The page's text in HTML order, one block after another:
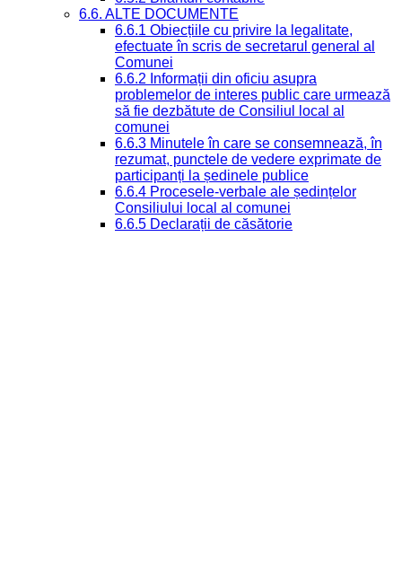
6.6. ALTE DOCUMENTE
6.6.1 Obiecțiile cu privire la legalitate,
efectuate în scris de secretarul general al
Comunei
6.6.2 Informații din oficiu asupra
problemelor de interes public care urmează
să fie dezbătute de Consiliul local al
comunei
6.6.3 Minutele în care se consemnează, în
rezumat, punctele de vedere exprimate de
participanți la ședinele publice
6.6.4 Procesele-verbale ale ședințelor
Consiliului local al comunei
6.6.5 Declarații de căsătorie